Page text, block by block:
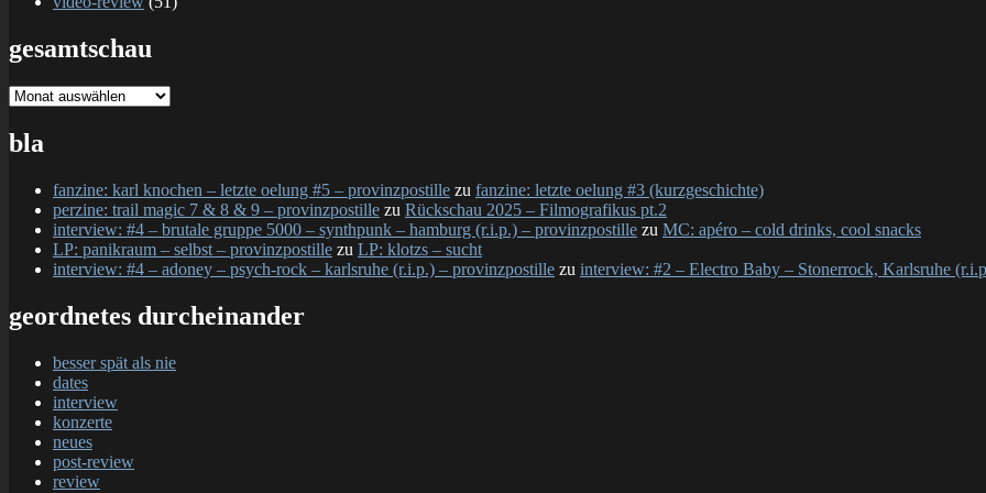
gesamtschau
gesamtschau
bla
fanzine: karl knochen – letzte oelung #5 – provinzpostille zu fanzine: letzte oelung #3 (kurzgeschichte)
perzine: trail magic 7 & 8 & 9 – provinzpostille zu Rückschau 2025 – Filmografikus pt.2
interview: #4 – brutale gruppe 5000 – synthpunk – hamburg (r.i.p.) – provinzpostille zu MC: apéro – cold drinks, cool snacks
LP: panikraum – selbst – provinzpostille zu LP: klotzs – sucht
interview: #4 – adoney – psych-rock – karlsruhe (r.i.p.) – provinzpostille zu interview: #2 – Electro Baby – Stonerrock, Karlsruhe
geordnetes durcheinander
besser spät als nie
dates
interview
konzerte
neues
post-review
review